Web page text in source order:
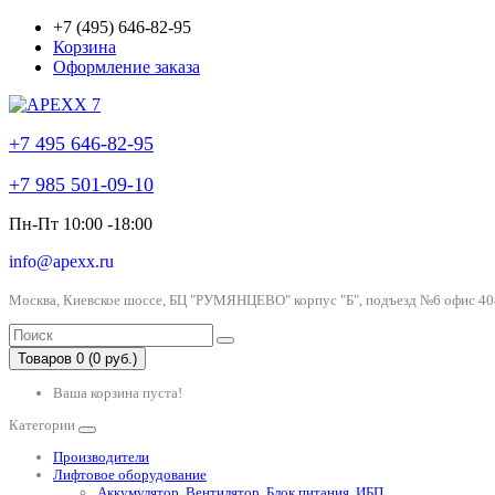
+7 (495) 646-82-95
Корзина
Оформление заказа
+7 495 646-82-95
+7 985 501-09-10
Пн-Пт 10:00 -18:00
info@apexx.ru
Москва, Киевское шоссе, БЦ "РУМЯНЦЕВО" корпус "Б", подъезд №6 офис
Товаров 0 (0 руб.)
Ваша корзина пуста!
Категории
Производители
Лифтовое оборудование